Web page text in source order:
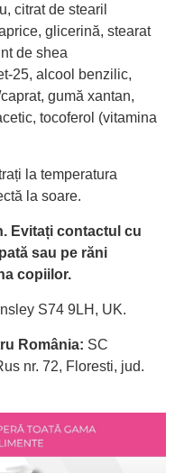
citrat de stearil
glicerină, stearat
de shea
25, alcool benzilic,
gumă xantan,
tocoferol (vitamina
la temperatura
la soare.
Evitați contactul cu
sau pe răni
copiilor.
S74 9LH, UK.
România: SC
nr. 72, Floresti, jud.